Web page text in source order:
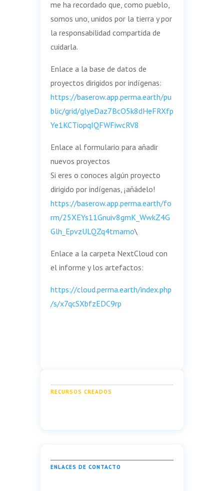
me ha recordado que, como pueblo,
somos uno, unidos por la tierra y por
la responsabilidad compartida de
cuidarla.
Enlace a la base de datos de
proyectos dirigidos por indígenas:
https://baserow.app.perma.earth/pu
blic/grid/glyeDaz7BcO5k8dHeFRXfp
Ye1KCTiopqIQFWFiwcRV8
Enlace al formulario para añadir
nuevos proyectos
Si eres o conoces algún proyecto
dirigido por indígenas, ¡añádelo!
https://baserow.app.perma.earth/fo
rm/25XEYs11Gnuiv8gmK_WwkZ4G
Glh_EpvzULQZq4tmamo\
Enlace a la carpeta NextCloud con
el informe y los artefactos:
https://cloud.perma.earth/index.php
/s/x7qcSXbfzEDC9rp
RECURSOS CREADOS
ENLACES DE CONTACTO